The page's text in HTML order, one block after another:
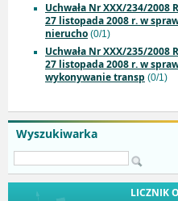
Wyszukiwarka
LICZNIK
Uchwała Nr XXX/234/
27 listopada 2008 r. w
nierucho (0/1)
Uchwała Nr XXX/235/
27 listopada 2008 r. w
wykonywanie transp (0/1)